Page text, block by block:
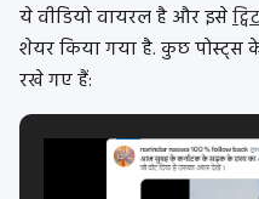
ये वीडियो वायरल है और इसे
शेयर किया गया है. कुछ पोस्ट्स
रखे गए हैं: